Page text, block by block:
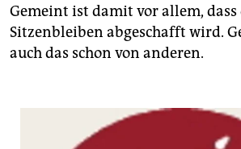
Gemeint ist damit vor allem, dass
Sitzenbleiben abgeschafft wird.
auch das schon von anderen.